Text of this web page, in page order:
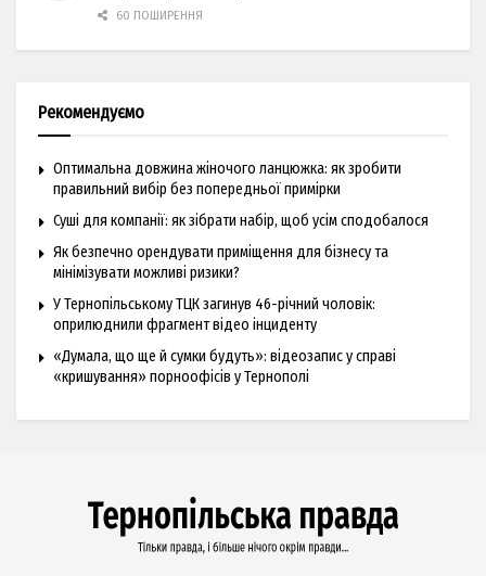
60 ПОШИРЕННЯ
Рекомендуємо
Оптимальна довжина жіночого ланцюжка: як зробити
правильний вибір без попередньої примірки
Суші для компанії: як зібрати набір, щоб усім сподобалося
Як безпечно орендувати приміщення для бізнесу та
мінімізувати можливі ризики?
У Тернопільському ТЦК загинув 46-річний чоловік:
оприлюднили фрагмент відео інциденту
«Думала, що ще й сумки будуть»: відеозапис у справі
«кришування» порноофісів у Тернополі